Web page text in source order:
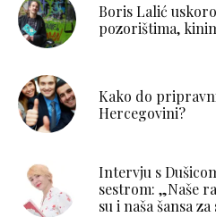
Boris Lalić
pozorištima,
Kako do
Hercegovini?
Intervju s
sestrom: „Naše
su i naša šansa